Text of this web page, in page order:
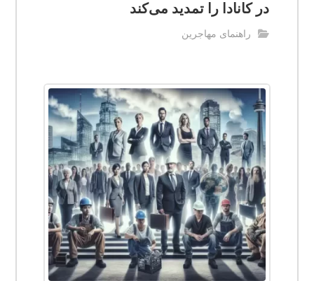
در کانادا را تمدید می‌کند
راهنمای مهاجرین